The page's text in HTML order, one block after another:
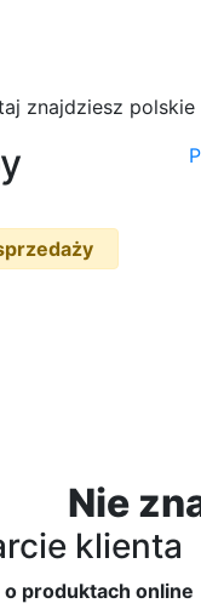
znajdziesz
Nie
klienta
produktach online